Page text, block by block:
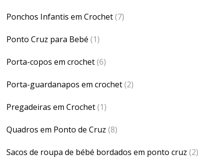
Ponchos Infantis em Crochet(7)
Ponto Cruz para Bebé (1)
Porta-copos em crochet(6)
Porta-guardanapos em crochet(2)
Pregadeiras em Crochet(1)
Quadros em Ponto de Cruz (8)
Sacos de roupa de bébé bordados em ponto cruz (2)